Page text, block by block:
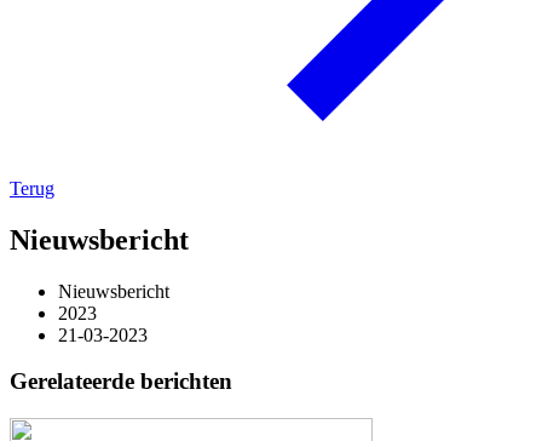
Terug
Nieuwsbericht
Nieuwsbericht
2023
21-03-2023
Gerelateerde berichten